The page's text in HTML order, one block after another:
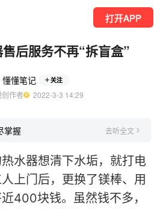
打开APP
后服务不再“拆盲盒”
懂懂笔记 关注
作者
  2022-3-3 14:29
掌握 去听全文
水器想清下水垢，就打电
上门后，更换了镁棒、用
400块钱。虽然钱不多，